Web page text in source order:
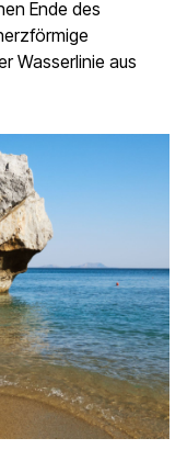
Ende des
Wasserlinie aus